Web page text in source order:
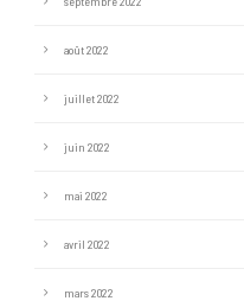
août 2022
juillet 2022
juin 2022
mai 2022
avril 2022
mars 2022